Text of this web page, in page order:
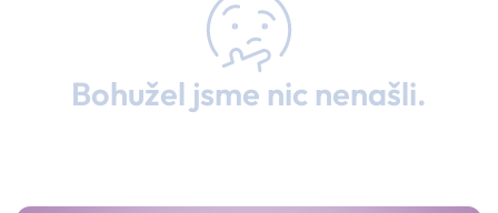
Bohužel jsme nic nenašli.